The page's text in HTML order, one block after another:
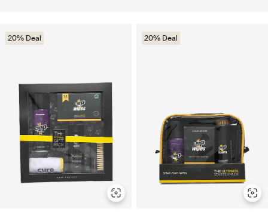
20% Deal 20% Deal